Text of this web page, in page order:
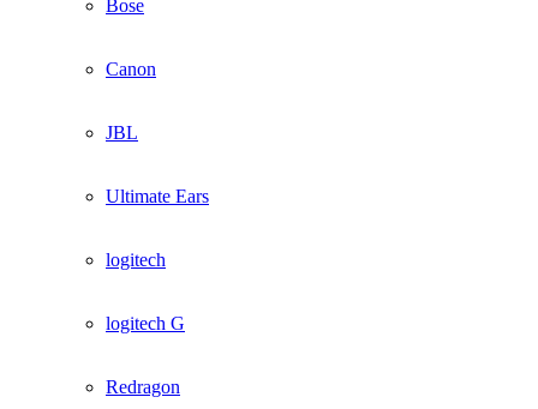
Bose
Canon
JBL
Ultimate Ears
logitech
logitech G
Redragon